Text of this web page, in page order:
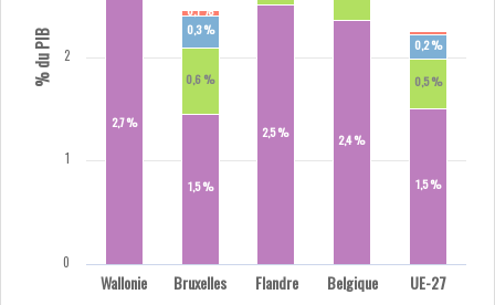
% du PIB
0,1 %
0,3 %
0,2 %
0,6 % 0,5 %
2,7 %
1,5 %
2,5 % 2,4 %
1,5 %
0
1
2
Wallonie Bruxelles Flandre Belgique UE-27